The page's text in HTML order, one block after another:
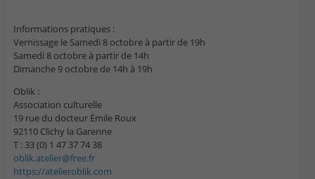
Informations pratiques :
Vernissage le Samedi 8 octobre à partir de 19h
Samedi 8 octobre à partir de 14h
Dimanche 9 octobre de 14h à 19h
Oblik :
Association culturelle
19 rue du docteur Émile Roux
92110 Clichy la Garenne
T : 33 (0) 1 47 37 74 38
oblik.atelier@free.fr
https://atelieroblik.com